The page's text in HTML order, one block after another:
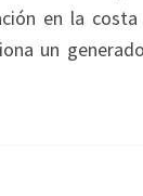
en la
un